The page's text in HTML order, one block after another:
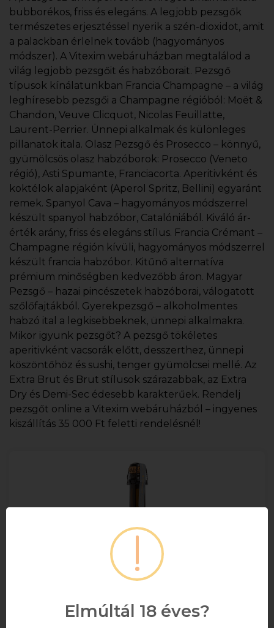
bubborékos, friss és elegáns. A legjobb pezsgők
természetes erjesztéssel nyerik a szén-dioxidot, amit
a palackban érlelnek tovább (hagyományos
módszer). A Vitexim webáruházban megtalálod a
világ legjobb pezsgőit és habzóborait. Pezsgő
típusok kínálatunkban Francia Champagne – a világ
leghíresebb pezsgői a Champagne régióból: Moët &
Chandon, Veuve Clicquot, Nicolas Feuillatte,
Laurent-Perrier. Ünnepi alkalmak és különleges
pillanatok itala. Olasz Pezsgő és Prosecco – könnyű,
gyümölcsös olasz habzóborok: Prosecco (Veneto
régió), Asti Spumante, Franciacorta. Aperitivként és
koktélok alapjaként (Aperol Spritz, Bellini) egyaránt
remek. Spanyol Cava – hagyományos módszerrel
készült spanyol habzóbor, Catalóniából. Kiváló ár-
érték arány, friss és elegáns stílus. Francia Crémant –
Champagne régión kívüli, hagyományos módszerrel
készült francia habzóbor. Kitűnő alternatíva
prémium minőségben kedvezőbb áron. Magyar
Pezsgő – hazai pincészetek habzóborai, válogatott
szőlőfajtákból. Gyerekpezsgő – alkoholmentes
habzó ital a legkisebbeknek, ünnepi alkalmakra.
Mikor igyunk pezsgőt? A pezsgő tökéletes
aperitivként vacsorák előtt, desszerthez, ünnepi
köszöntőhöz és sushi, tenger gyümölcsei mellé. Az
Extra Brut és Brut stílusok szárazabbak, az Extra
Dry és Demi-Sec édesebb karakterűek. Rendelj
pezsgőt online a Vitexim webáruházból – ingyenes
kiszállítás 35 000 Ft feletti rendelésnél!
Elmúltál 18 éves?